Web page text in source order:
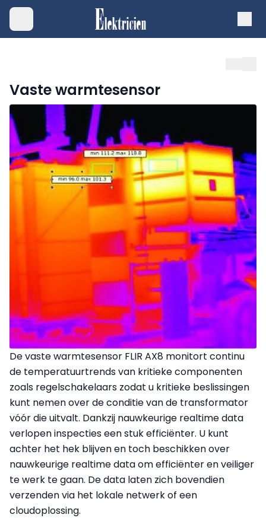
Vaste warmtesensor
De vaste warmtesensor FLIR AX8 monitort continu
de temperatuurtrends van kritieke componenten
zoals regelschakelaars zodat u kritieke beslissingen
kunt nemen over de conditie van de transformator
vóór die uitvalt. Dankzij nauwkeurige realtime data
verlopen inspecties een stuk efficiënter. U kunt
achter het hek blijven en toch beschikken over
nauwkeurige realtime data om efficiënter en veiliger
te werk te gaan. De data laten zich bovendien
verzenden via het lokale netwerk of een
cloudoplossing.